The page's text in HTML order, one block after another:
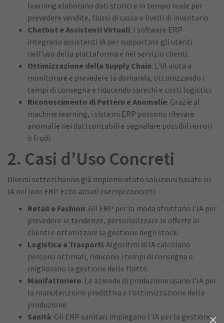
learning elaborano dati storici e in tempo reale per
prevedere vendite, flussi di cassa e livelli di inventario.
Chatbot e Assistenti Virtuali: I software ERP
integrano assistenti IA per supportare gli utenti
nell’uso della piattaforma e nel servizio clienti.
Ottimizzazione della Supply Chain: L’IA aiuta a
monitorare e prevedere la domanda, ottimizzando i
tempi di consegna e riducendo sprechi e costi logistici.
Riconoscimento di Pattern e Anomalie: Grazie al
machine learning, i sistemi ERP possono rilevare
anomalie nei dati contabili e segnalare possibili errori
o frodi.
2. Casi d’Uso Concreti
Diversi settori hanno già implementato soluzioni basate su
IA nei loro ERP. Ecco alcuni esempi concreti:
Retail e Fashion: Gli ERP per la moda sfruttano l’IA per
prevedere le tendenze, personalizzare le offerte ai
clienti e ottimizzare la gestione degli stock.
Logistica e Trasporti: Algoritmi di IA calcolano
percorsi ottimali, riducono i tempi di consegna e
migliorano la gestione delle flotte.
Manifatturiero: Le aziende di produzione usano l’IA per
la manutenzione predittiva e l’ottimizzazione della
produzione.
Sanità: Gli ERP sanitari impiegano l’IA per la gestione